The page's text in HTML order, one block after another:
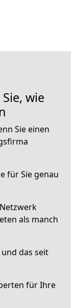
wie
Sie einen
für Sie genau
als manch
das seit
für Ihre